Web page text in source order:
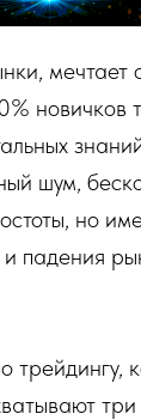
мечтает
новичков
шум,
но
падения